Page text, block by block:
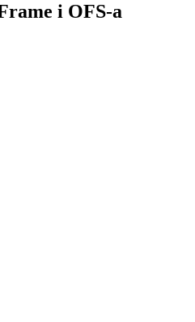
i OFS-a